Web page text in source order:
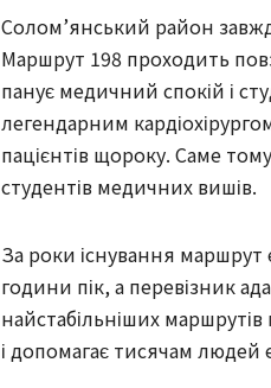
Солом’янський район
Маршрут 198 проходить
панує медичний спокій і
легендарним
пацієнтів щороку. Саме
студентів медичних вишів.
За роки існування
години пік, а перевізник
найстабільніших
і допомагає тисячам людей